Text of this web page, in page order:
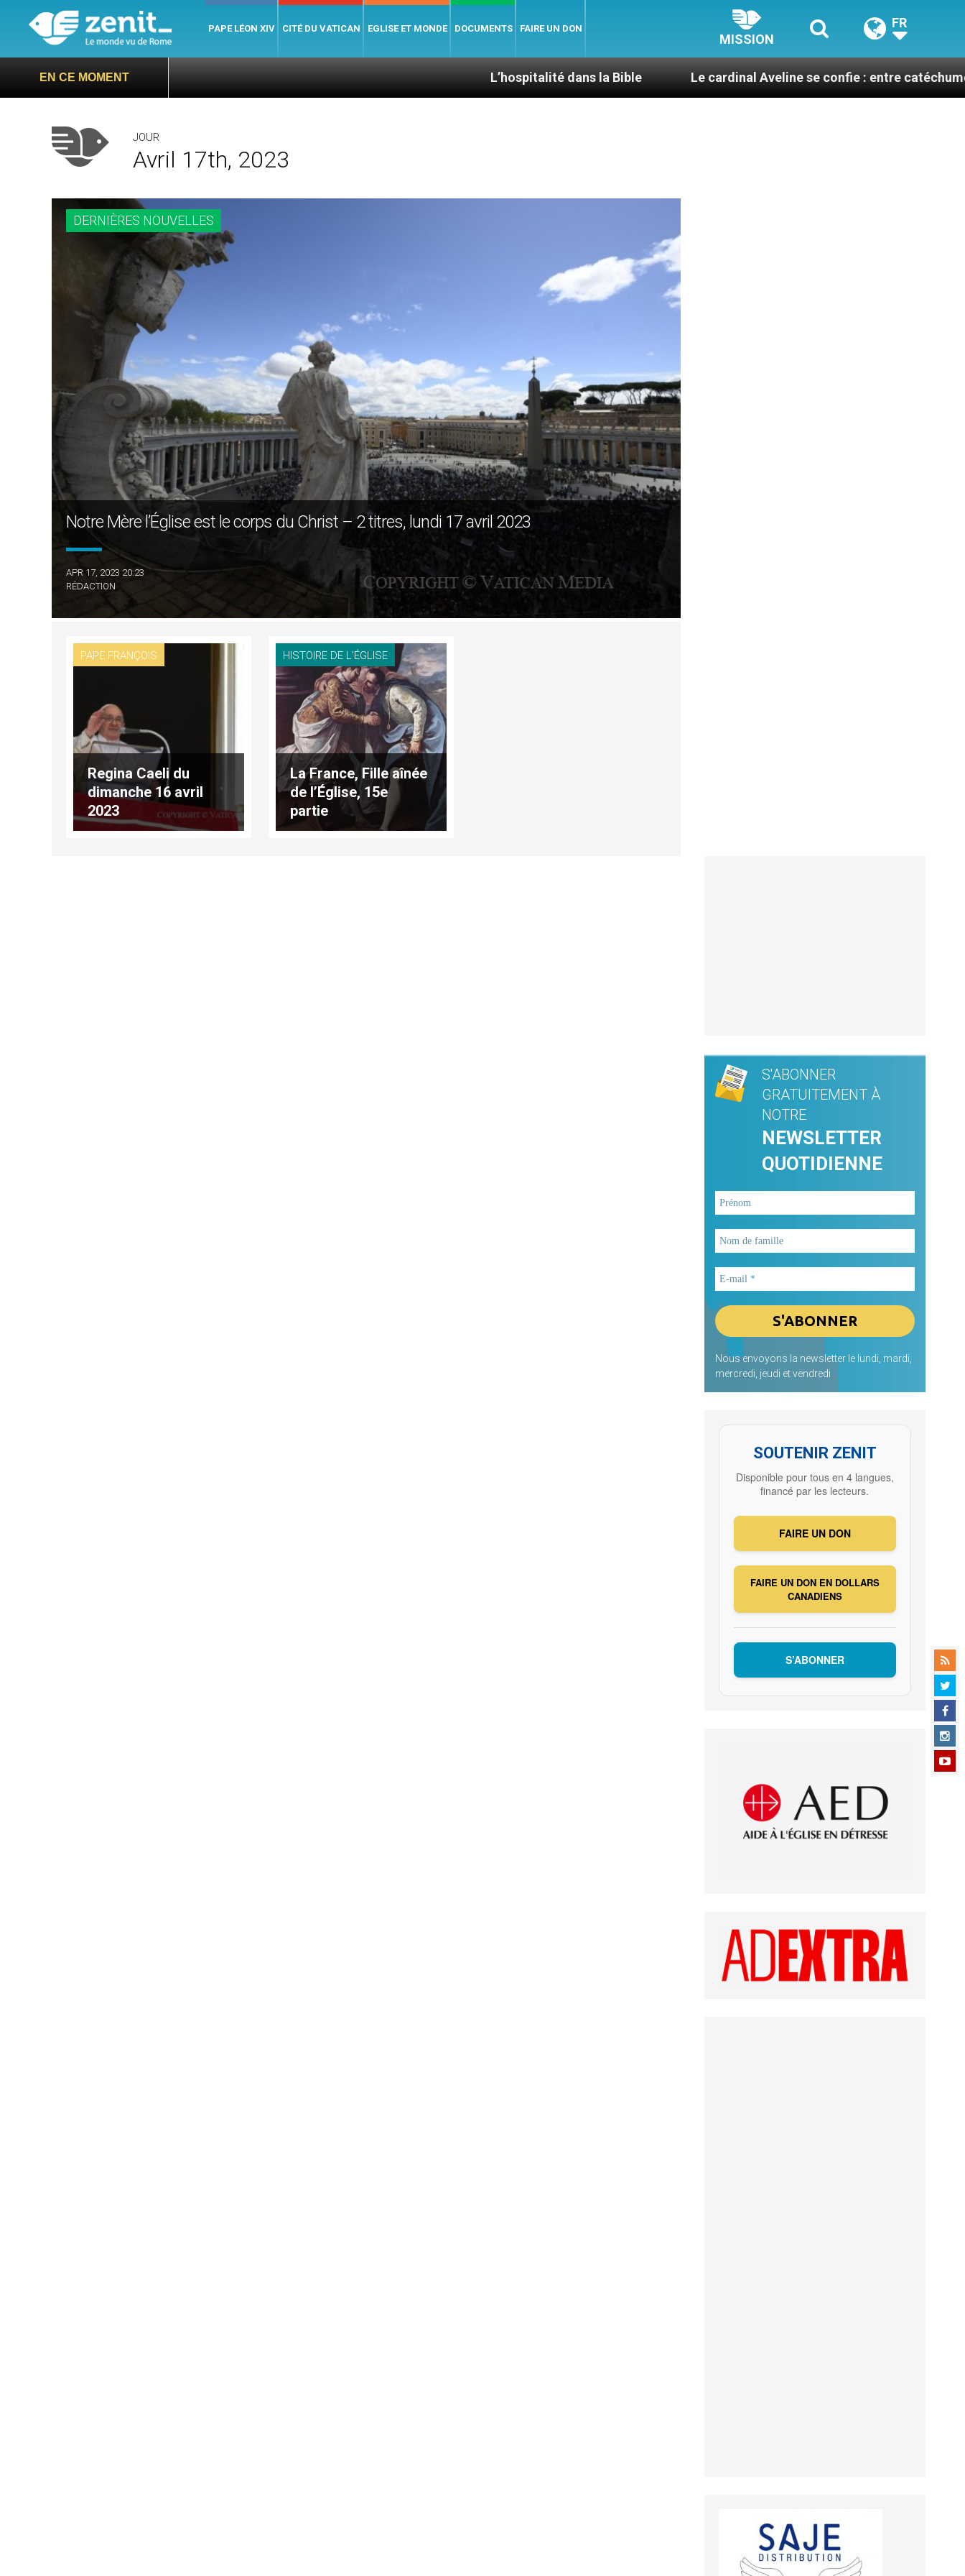
PAPE LÉON XIV CITÉ DU VATICAN EGLISE ET MONDE DOCUMENTS FAIRE UN DON
MISSION
FR
EN CE MOMENT L’hospitalité dans la Bible Le cardinal Aveline se confie : entre catéchuménat, paix et
JOUR
Avril 17th, 2023
DERNIÈRES NOUVELLES
Notre Mère l’Église est le corps du Christ – 2 titres, lundi 17 avril 2023
APR 17, 2023 20:23
RÉDACTION
PAPE FRANÇOIS
Regina Caeli du
dimanche 16 avril
2023
HISTOIRE DE L'ÉGLISE
La France, Fille aînée
de l’Église, 15e
partie
S'ABONNER
GRATUITEMENT À
NOTRE
NEWSLETTER
QUOTIDIENNE
Nous envoyons la newsletter le lundi, mardi,
mercredi, jeudi et vendredi
SOUTENIR ZENIT
Disponible pour tous en 4 langues,
financé par les lecteurs.
FAIRE UN DON
FAIRE UN DON EN DOLLARS
CANADIENS
S’ABONNER